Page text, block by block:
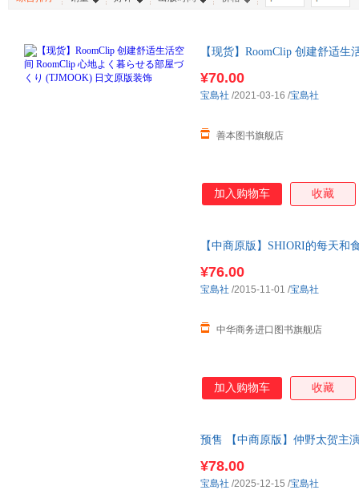
【现货】RoomClip 创建舒适
¥70.00
善本图书旗舰店
宝島社 /2021-03-16 /宝島社
加入购物车 收藏
【中商原版】SHIORI的每天和
¥76.00
中华商务进口图书旗舰店
宝島社 /2015-11-01 /宝島社
加入购物车 收藏
预售 【中商原版】仲野太贺主
¥78.00
宝島社 /2025-12-15 /宝島社